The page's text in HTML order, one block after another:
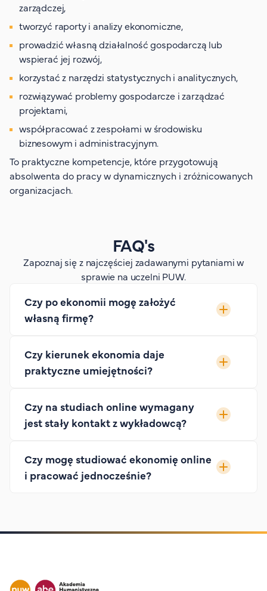
zarządczej,
tworzyć raporty i analizy ekonomiczne,
prowadzić własną działalność gospodarczą lub
wspierać jej rozwój,
korzystać z narzędzi statystycznych i analitycznych,
rozwiązywać problemy gospodarcze i zarządzać
projektami,
współpracować z zespołami w środowisku
biznesowym i administracyjnym.
To praktyczne kompetencje, które przygotowują
absolwenta do pracy w dynamicznych i zróżnicowanych
organizacjach.
FAQ's
Zapoznaj się z najczęściej zadawanymi pytaniami w
sprawie na uczelni PUW.
Czy po ekonomii mogę założyć
własną firmę?
Czy kierunek ekonomia daje
praktyczne umiejętności?
Czy na studiach online wymagany
jest stały kontakt z wykładowcą?
Czy mogę studiować ekonomię online
i pracować jednocześnie?